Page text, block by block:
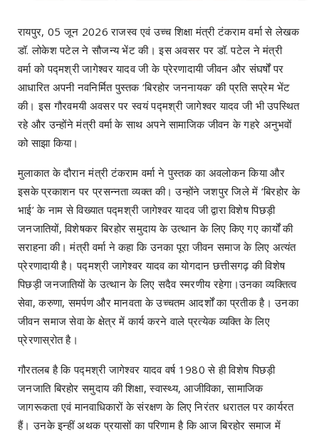
​रायपुर, 05 जून 2026 राजस्व एवं उच्च शिक्षा मंत्री टंकराम वर्मा से लेखक
डॉ. लोकेश पटेल ने सौजन्य भेंट की। इस अवसर पर डॉ. पटेल ने मंत्री
वर्मा को पद्मश्री जागेश्वर यादव जी के प्रेरणादायी जीवन और संघर्षों पर
आधारित अपनी नवनिर्मित पुस्तक ‘बिरहोर जननायक’ की प्रति सप्रेम भेंट
की। इस गौरवमयी अवसर पर स्वयं पद्मश्री जागेश्वर यादव जी भी उपस्थित
रहे और उन्होंने मंत्री वर्मा के साथ अपने सामाजिक जीवन के गहरे अनुभवों
को साझा किया।
मुलाकात के दौरान मंत्री टंकराम वर्मा ने पुस्तक का अवलोकन किया और
इसके प्रकाशन पर प्रसन्नता व्यक्त की। उन्होंने जशपुर जिले में ‘बिरहोर के
भाई’ के नाम से विख्यात पद्मश्री जागेश्वर यादव जी द्वारा विशेष पिछड़ी
जनजातियों, विशेषकर बिरहोर समुदाय के उत्थान के लिए किए गए कार्यों की
सराहना की। मंत्री वर्मा ने कहा कि उनका पूरा जीवन समाज के लिए अत्यंत
प्रेरणादायी है। पद्मश्री जागेश्वर यादव का योगदान छत्तीसगढ़ की विशेष
पिछड़ी जनजातियों के उत्थान के लिए सदैव स्मरणीय रहेगा।उनका व्यक्तित्व
सेवा, करुणा, समर्पण और मानवता के उच्चतम आदर्शों का प्रतीक है। उनका
जीवन समाज सेवा के क्षेत्र में कार्य करने वाले प्रत्येक व्यक्ति के लिए
प्रेरणास्रोत है।
​गौरतलब है कि पद्मश्री जागेश्वर यादव वर्ष 1980 से ही विशेष पिछड़ी
जनजाति बिरहोर समुदाय की शिक्षा, स्वास्थ्य, आजीविका, सामाजिक
जागरूकता एवं मानवाधिकारों के संरक्षण के लिए निरंतर धरातल पर कार्यरत
हैं। उनके इन्हीं अथक प्रयासों का परिणाम है कि आज बिरहोर समाज में